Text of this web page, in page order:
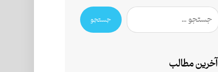
جستجو
آخرین مطالب